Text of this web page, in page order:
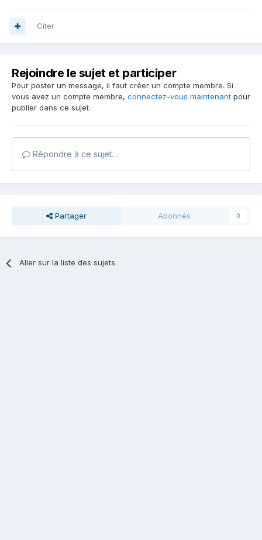
Citer
Rejoindre le sujet et participer
Pour poster un message, il faut créer un compte membre. Si
vous avez un compte membre, connectez-vous maintenant pour
publier dans ce sujet.
Répondre à ce sujet…
Partager Abonnés 0
Aller sur la liste des sujets